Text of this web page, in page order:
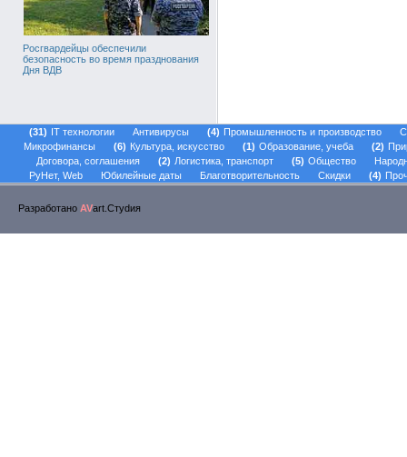
Росгвардейцы обеспечили
безопасность во время празднования
Дня ВДВ
31 IT технологии Антивирусы 4 Промышленность и производство
Микрофинансы
6 Культура, искусство 1 Образование, учеба 2
Договора, соглашения
2 Логистика, транспорт 5 Общество
РуНет, Web
Юбилейные даты Благотворительность Скидки 4
Разработано AVart.Стуdия